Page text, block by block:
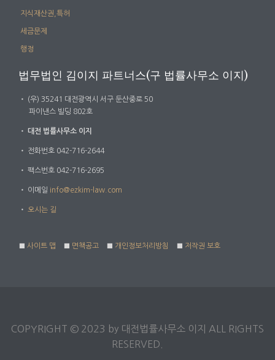
지식재산권,특허
세금문제
행정
법무법인 김이지 파트너스(구 법률사무소 이지)
・
(우) 35241 대전광역시 서구 둔산중로 50
파이낸스 빌딩 802호
・ 대전 법률사무소 이지
・ 전화번호 042-716-2644
・ 팩스번호 042-716-2695
・ 이메일 info@ezkim-law.com
・ 오시는 길
■ 사이트 맵 ■ 면책공고 ■ 개인정보처리방침 ■ 저작권 보호
COPYRIGHT © 2023 by 대전법률사무소 이지 ALL RIGHTS
RESERVED.